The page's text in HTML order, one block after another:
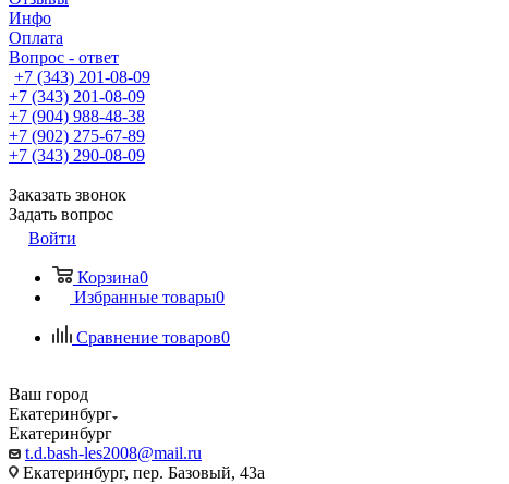
Инфо
Оплата
Вопрос - ответ
+7 (343) 201-08-09
+7 (343) 201-08-09
+7 (904) 988-48-38
+7 (902) 275-67-89
+7 (343) 290-08-09
Заказать звонок
Задать вопрос
Войти
Корзина0
Избранные товары0
Сравнение товаров0
Ваш город
Екатеринбург
Екатеринбург
t.d.bash-les2008@mail.ru
Екатеринбург, пер. Базовый, 43а